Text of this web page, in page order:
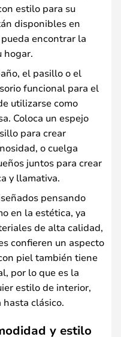
estilo para su
disponibles en
encontrar la
hogar.
el pasillo o el
funcional para el
utilizarse como
Coloca un espejo
para crear
o cuelga
juntos para crear
y llamativa.
pensando
en la estética, ya
de alta calidad,
confieren un aspecto
piel también tiene
por lo que es la
estilo de interior,
clásico.
y estilo